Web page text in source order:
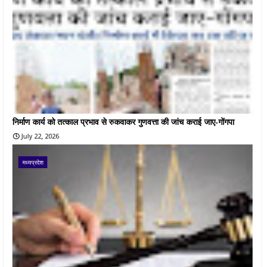
निर्माण कार्य को तत्काल प्रभाव से रुकवाकर गुणवत्ता की जांच कराई जाए-गोंगपा
July 22, 2026
मध्यप्रदेश